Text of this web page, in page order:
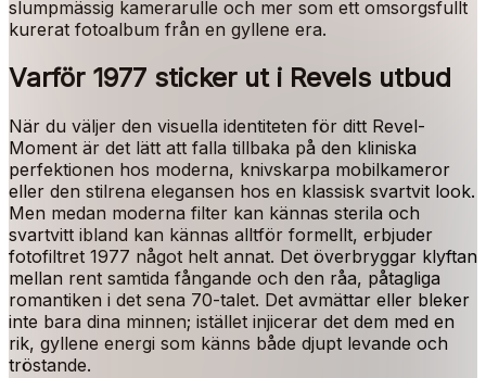
slumpmässig kamerarulle och mer som ett omsorgsfullt
kurerat fotoalbum från en gyllene era.
Varför 1977 sticker ut i Revels utbud
När du väljer den visuella identiteten för ditt Revel-
Moment är det lätt att falla tillbaka på den kliniska
perfektionen hos moderna, knivskarpa mobilkameror
eller den stilrena elegansen hos en klassisk svartvit look.
Men medan moderna filter kan kännas sterila och
svartvitt ibland kan kännas alltför formellt, erbjuder
fotofiltret 1977 något helt annat. Det överbryggar klyftan
mellan rent samtida fångande och den råa, påtagliga
romantiken i det sena 70-talet. Det avmättar eller bleker
inte bara dina minnen; istället injicerar det dem med en
rik, gyllene energi som känns både djupt levande och
tröstande.